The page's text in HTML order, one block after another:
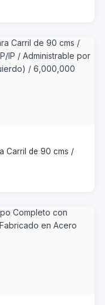
Carril de 90 cms /